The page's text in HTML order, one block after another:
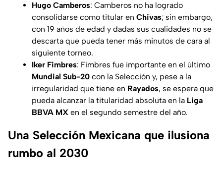
Hugo Camberos: Camberos no ha logrado
consolidarse como titular en Chivas; sin embargo,
con 19 años de edad y dadas sus cualidades no se
descarta que pueda tener más minutos de cara al
siguiente torneo.
Iker Fimbres: Fimbres fue importante en el último
Mundial Sub-20 con la Selección y, pese a la
irregularidad que tiene en Rayados, se espera que
pueda alcanzar la titularidad absoluta en la Liga
BBVA MX en el segundo semestre del año.
Una Selección Mexicana que ilusiona
rumbo al 2030